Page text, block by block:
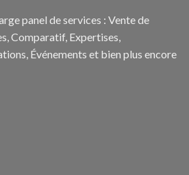
panel de services : Vente de
Comparatif, Expertises,
Événements et bien plus encore